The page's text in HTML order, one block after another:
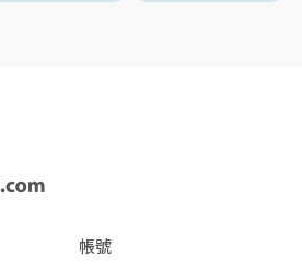
帳號